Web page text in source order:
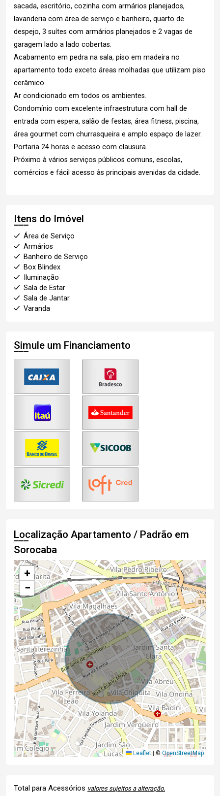
sacada, escritório, cozinha com armários planejados,
lavanderia com área de serviço e banheiro, quarto de
despejo, 3 suítes com armários planejados e 2 vagas de
garagem lado a lado cobertas.
Acabamento em pedra na sala, piso em madeira no
apartamento todo exceto áreas molhadas que utilizam piso
cerâmico.
Ar condicionado em todos os ambientes.
Condomínio com excelente infraestrutura com hall de
entrada com espera, salão de festas, área fitness, piscina,
área gourmet com churrasqueira e amplo espaço de lazer.
Portaria 24 horas e acesso com clausura.
Próximo à vários serviços públicos comuns, escolas,
comércios e fácil acesso às principais avenidas da cidade.
Itens do Imóvel
Área de Serviço
Armários
Banheiro de Serviço
Box Blindex
Iluminação
Sala de Estar
Sala de Jantar
Varanda
Simule um Financiamento
Localização Apartamento / Padrão em
Sorocaba
+
−
Leaflet | © OpenStreetMap
Total para Acessórios valores sujeitos a alteração.